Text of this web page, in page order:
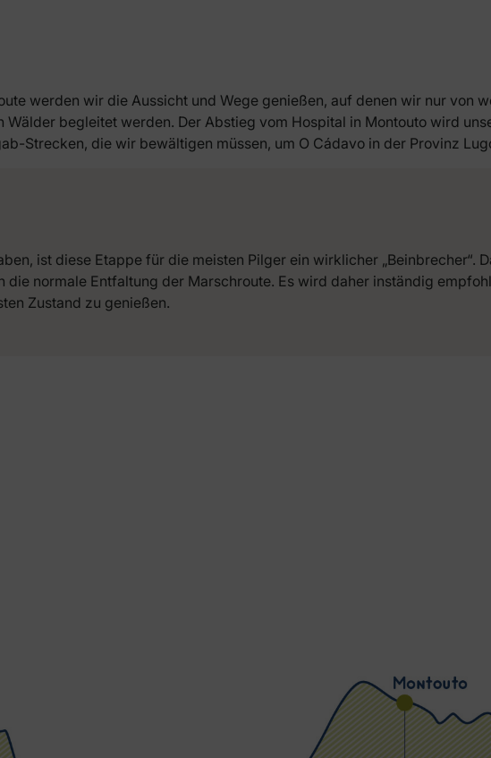
werden wir die Aussicht und Wege genießen, auf denen wir nur von
begleitet werden. Der Abstieg vom Hospital in Montouto wird
Strecken, die wir bewältigen müssen, um O Cádavo in der Provinz
ist diese Etappe für die meisten Pilger ein wirklicher „Beinbrecher“.
die normale Entfaltung der Marschroute. Es wird daher inständig
Zustand zu genießen.